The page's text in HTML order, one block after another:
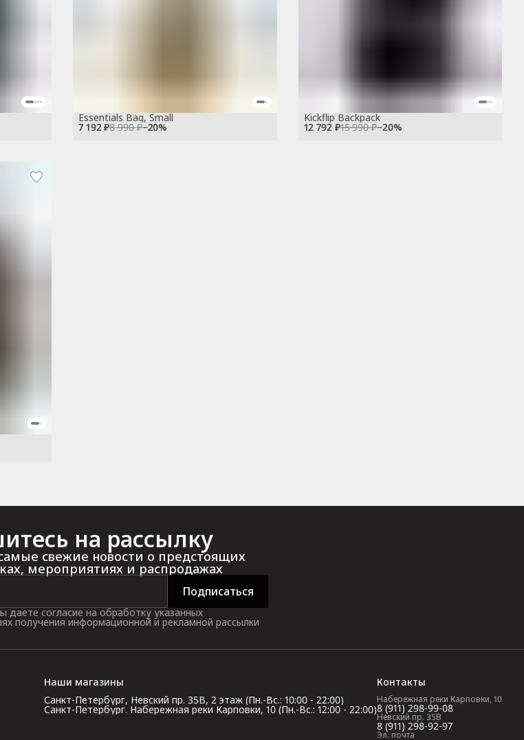
7 192 ₽8 990 ₽−20%
Essentials Bag, Small
12 792 ₽15 990 ₽−20%
Kickflip Backpack
на рассылку
свежие новости о предстоящих
мероприятиях и распродажах
Подписаться
согласие на обработку указанных
получения информационной и рекламной рассылки
Наши магазины
Санкт-Петербург, Невский пр. 35В, 2 этаж (Пн.-Вс.: 10:00 - 22:00)
Санкт-Петербург. Набережная реки Карповки, 10 (Пн.-Вс.: 12:00 - 22:00)
Контакты
Набережная реки Карповки, 10
8 (911) 298-99-08
Невский пр. 35В
8 (911) 298-92-97
Эл. почта